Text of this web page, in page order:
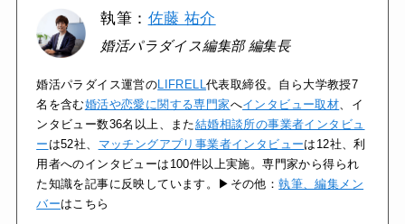
執筆： 佐藤 祐介
婚活パラダイス編集部 編集長
婚活パラダイス運営のLIFRELL代表取締役。自ら大学教授7
名を含む婚活や恋愛に関する専門家へインタビュー取材、イ
ンタビュー数36名以上、また結婚相談所の事業者インタビュ
ー は52社、 マッチングアプリ事業者インタビューは12社、利
用者へのインタビューは100件以上実施。専門家から得られ
た知識を記事に反映しています。▶その他：執筆、編集メン
バーはこちら